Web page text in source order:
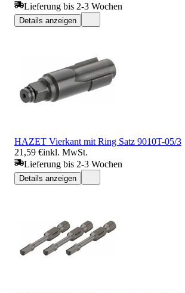
Lieferung bis 2-3 Wochen
Details anzeigen
HAZET Vierkant mit Ring Satz 9010T-05/3
21,59 €inkl. MwSt.
Lieferung bis 2-3 Wochen
Details anzeigen